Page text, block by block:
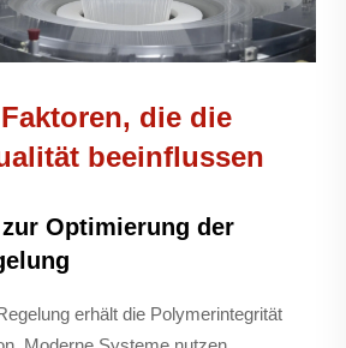
die die
beeinflussen
Optimierung der
erhält die Polymerintegrität